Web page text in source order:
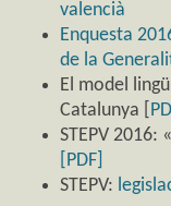
valencià
Enquesta
de la
El model
Catalunya [
STEPV 2016:
[PDF]
STEPV: